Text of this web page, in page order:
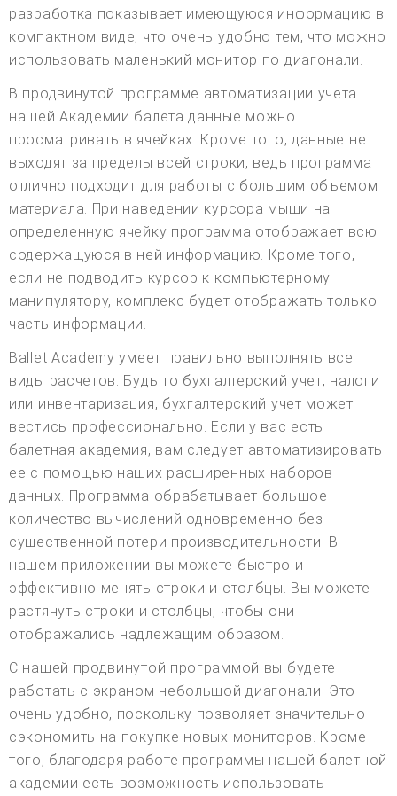
разработка показывает имеющуюся информацию в
компактном виде, что очень удобно тем, что можно
использовать маленький монитор по диагонали.
В продвинутой программе автоматизации учета
нашей Академии балета данные можно
просматривать в ячейках. Кроме того, данные не
выходят за пределы всей строки, ведь программа
отлично подходит для работы с большим объемом
материала. При наведении курсора мыши на
определенную ячейку программа отображает всю
содержащуюся в ней информацию. Кроме того,
если не подводить курсор к компьютерному
манипулятору, комплекс будет отображать только
часть информации.
Ballet Academy умеет правильно выполнять все
виды расчетов. Будь то бухгалтерский учет, налоги
или инвентаризация, бухгалтерский учет может
вестись профессионально. Если у вас есть
балетная академия, вам следует автоматизировать
ее с помощью наших расширенных наборов
данных. Программа обрабатывает большое
количество вычислений одновременно без
существенной потери производительности. В
нашем приложении вы можете быстро и
эффективно менять строки и столбцы. Вы можете
растянуть строки и столбцы, чтобы они
отображались надлежащим образом.
С нашей продвинутой программой вы будете
работать с экраном небольшой диагонали. Это
очень удобно, поскольку позволяет значительно
сэкономить на покупке новых мониторов. Кроме
того, благодаря работе программы нашей балетной
академии есть возможность использовать